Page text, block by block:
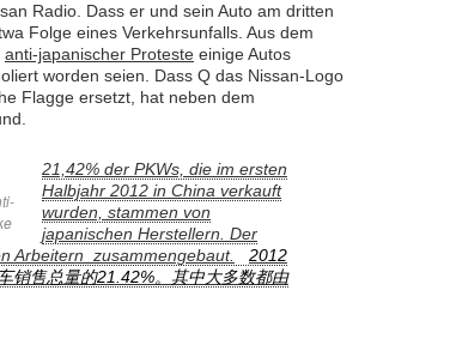
Radio. Dass er und sein Auto am dritten
Folge eines Verkehrsunfalls. Aus dem
anti-japanischer Proteste einige Autos
worden seien. Dass Q das Nissan-Logo
Flagge ersetzt, hat neben dem
21,42% der PKWs, die im ersten
Halbjahr 2012 in China verkauft
wurden, stammen von
japanischen Herstellern. Der
Arbeitern zusammengebaut.
2012
销售总量的21.42%。其中大多数都由